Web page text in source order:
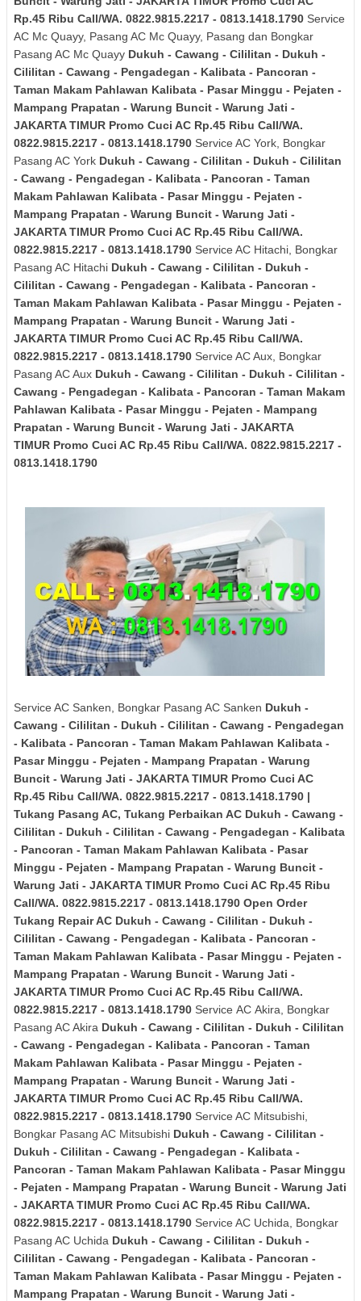
Rp.45 Ribu Call/WA. 0822.9815.2217 - 0813.1418.1790 Service
AC Mc Quayy, Pasang AC Mc Quayy, Pasang dan Bongkar
Pasang AC Mc Quayy Dukuh - Cawang - Cililitan - Dukuh -
Cililitan - Cawang - Pengadegan - Kalibata - Pancoran -
Taman Makam Pahlawan Kalibata - Pasar Minggu - Pejaten -
Mampang Prapatan - Warung Buncit - Warung Jati -
JAKARTA TIMUR Promo Cuci AC Rp.45 Ribu Call/WA.
0822.9815.2217 - 0813.1418.1790 Service AC York, Bongkar
Pasang AC York Dukuh - Cawang - Cililitan - Dukuh - Cililitan
- Cawang - Pengadegan - Kalibata - Pancoran - Taman
Makam Pahlawan Kalibata - Pasar Minggu - Pejaten -
Mampang Prapatan - Warung Buncit - Warung Jati -
JAKARTA TIMUR Promo Cuci AC Rp.45 Ribu Call/WA.
0822.9815.2217 - 0813.1418.1790 Service AC Hitachi, Bongkar
Pasang AC Hitachi Dukuh - Cawang - Cililitan - Dukuh -
Cililitan - Cawang - Pengadegan - Kalibata - Pancoran -
Taman Makam Pahlawan Kalibata - Pasar Minggu - Pejaten -
Mampang Prapatan - Warung Buncit - Warung Jati -
JAKARTA TIMUR Promo Cuci AC Rp.45 Ribu Call/WA.
0822.9815.2217 - 0813.1418.1790 Service AC Aux, Bongkar
Pasang AC Aux Dukuh - Cawang - Cililitan - Dukuh - Cililitan -
Cawang - Pengadegan - Kalibata - Pancoran - Taman Makam
Pahlawan Kalibata - Pasar Minggu - Pejaten - Mampang
Prapatan - Warung Buncit - Warung Jati - JAKARTA
TIMUR Promo Cuci AC Rp.45 Ribu Call/WA. 0822.9815.2217 -
0813.1418.1790
Service AC Sanken, Bongkar Pasang AC Sanken Dukuh -
Cawang - Cililitan - Dukuh - Cililitan - Cawang - Pengadegan
- Kalibata - Pancoran - Taman Makam Pahlawan Kalibata -
Pasar Minggu - Pejaten - Mampang Prapatan - Warung
Buncit - Warung Jati - JAKARTA TIMUR Promo Cuci AC
Rp.45 Ribu Call/WA. 0822.9815.2217 - 0813.1418.1790 |
Tukang Pasang AC, Tukang Perbaikan AC Dukuh - Cawang -
Cililitan - Dukuh - Cililitan - Cawang - Pengadegan - Kalibata
- Pancoran - Taman Makam Pahlawan Kalibata - Pasar
Minggu - Pejaten - Mampang Prapatan - Warung Buncit -
Warung Jati - JAKARTA TIMUR Promo Cuci AC Rp.45 Ribu
Call/WA. 0822.9815.2217 - 0813.1418.1790 Open Order
Tukang Repair AC Dukuh - Cawang - Cililitan - Dukuh -
Cililitan - Cawang - Pengadegan - Kalibata - Pancoran -
Taman Makam Pahlawan Kalibata - Pasar Minggu - Pejaten -
Mampang Prapatan - Warung Buncit - Warung Jati -
JAKARTA TIMUR Promo Cuci AC Rp.45 Ribu Call/WA.
0822.9815.2217 - 0813.1418.1790 Service AC Akira, Bongkar
Pasang AC Akira Dukuh - Cawang - Cililitan - Dukuh - Cililitan
- Cawang - Pengadegan - Kalibata - Pancoran - Taman
Makam Pahlawan Kalibata - Pasar Minggu - Pejaten -
Mampang Prapatan - Warung Buncit - Warung Jati -
JAKARTA TIMUR Promo Cuci AC Rp.45 Ribu Call/WA.
0822.9815.2217 - 0813.1418.1790 Service AC Mitsubishi,
Bongkar Pasang AC Mitsubishi Dukuh - Cawang - Cililitan -
Dukuh - Cililitan - Cawang - Pengadegan - Kalibata -
Pancoran - Taman Makam Pahlawan Kalibata - Pasar Minggu
- Pejaten - Mampang Prapatan - Warung Buncit - Warung Jati
- JAKARTA TIMUR Promo Cuci AC Rp.45 Ribu Call/WA.
0822.9815.2217 - 0813.1418.1790 Service AC Uchida, Bongkar
Pasang AC Uchida Dukuh - Cawang - Cililitan - Dukuh -
Cililitan - Cawang - Pengadegan - Kalibata - Pancoran -
Taman Makam Pahlawan Kalibata - Pasar Minggu - Pejaten -
Mampang Prapatan - Warung Buncit - Warung Jati -